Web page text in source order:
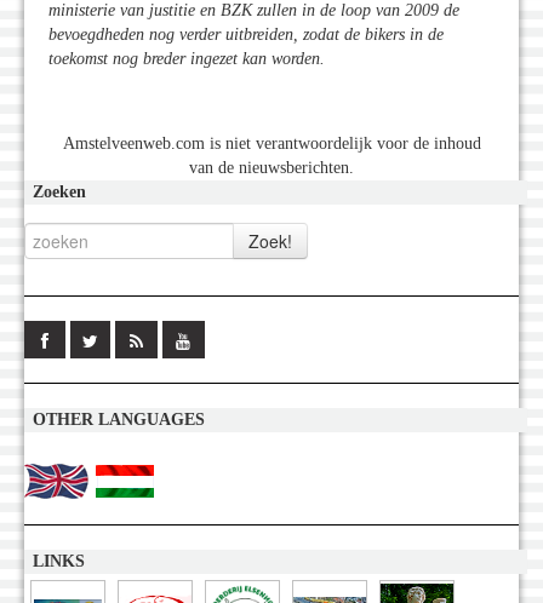
ministerie van justitie en BZK zullen in de loop van 2009 de
bevoegdheden nog verder uitbreiden, zodat de bikers in de
toekomst nog breder ingezet kan worden.
Amstelveenweb.com is niet verantwoordelijk voor de inhoud
van de nieuwsberichten.
Zoeken
OTHER LANGUAGES
LINKS